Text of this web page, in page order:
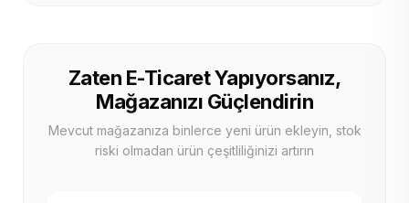
Zaten E-Ticaret Yapıyorsanız,
Mağazanızı Güçlendirin
Mevcut mağazanıza binlerce yeni ürün ekleyin, stok
riski olmadan ürün çeşitliliğinizi artırın